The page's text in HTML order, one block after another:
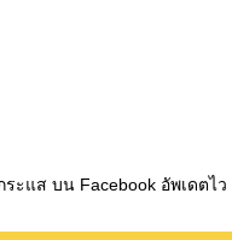
ะแส บน Facebook อัพเดตไว